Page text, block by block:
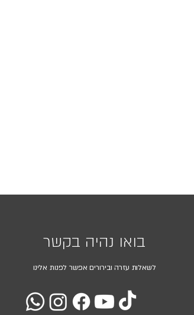
בואו נהיה בקשר
לשאלות עזרה ובירורים אפשר לפנות אלינו